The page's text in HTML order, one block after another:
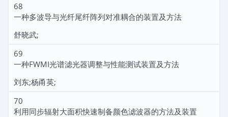
68
一种多波导与光纤尾纤阵列对准耦合的装置及方法
舒晓武;
69
一种FWMI光谱滤光器调整与性能测试装置及方法
刘东;杨甬英;
70
利用同步辐射大面积快速制备颜色滤波器的方法及装置